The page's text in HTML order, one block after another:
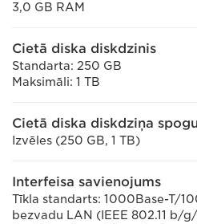
3,0 GB RAM
Cietā diska diskdzinis
Standarta: 250 GB
Maksimāli: 1 TB
Cietā diska diskdziņa
Izvēles (250 GB, 1 TB)
Interfeisa savienojums
Tīkla standarts: 1000Base-T/
bezvadu LAN (IEEE 802.11 b/